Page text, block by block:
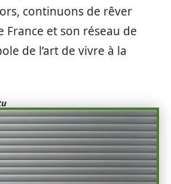
continuons de rêver
France et son réseau de
de l’art de vivre à la